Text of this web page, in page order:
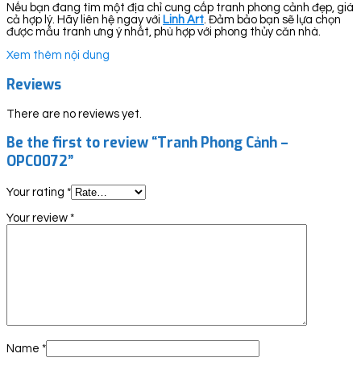
Nếu bạn đang tìm một địa chỉ cung cấp tranh phong cảnh đẹp, giá
cả hợp lý. Hãy liên hệ ngay với Linh Art . Đảm bảo bạn sẽ lựa chọn
được mẫu tranh ưng ý nhất, phù hợp với phong thủy căn nhà.
Xem thêm nội dung
Reviews
There are no reviews yet.
Be the first to review “Tranh Phong Cảnh –
OPC0072”
Your rating *
Your review *
Name *